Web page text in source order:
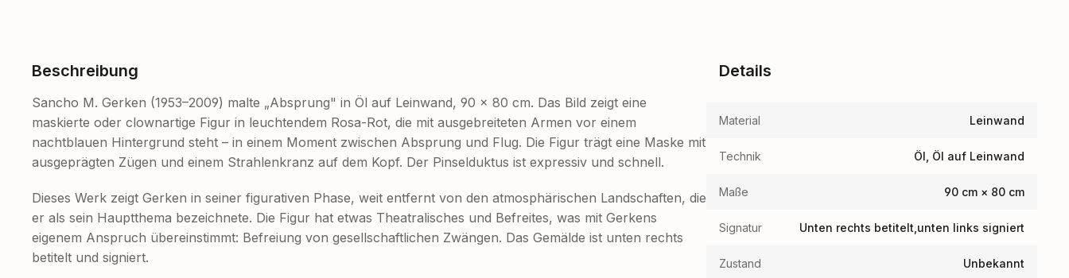
Beschreibung
Sancho M. Gerken (1953–2009) malte „Absprung" in Öl auf Leinwand, 90 × 80 cm. Das Bild zeigt eine
maskierte oder clownartige Figur in leuchtendem Rosa-Rot, die mit ausgebreiteten Armen vor einem
nachtblauen Hintergrund steht – in einem Moment zwischen Absprung und Flug. Die Figur trägt eine Maske mit
ausgeprägten Zügen und einem Strahlenkranz auf dem Kopf. Der Pinselduktus ist expressiv und schnell.
Dieses Werk zeigt Gerken in seiner figurativen Phase, weit entfernt von den atmosphärischen Landschaften, die
er als sein Hauptthema bezeichnete. Die Figur hat etwas Theatralisches und Befreites, was mit Gerkens
eigenem Anspruch übereinstimmt: Befreiung von gesellschaftlichen Zwängen. Das Gemälde ist unten rechts
betitelt und signiert.
Details
Material Leinwand
Technik Öl, Öl auf Leinwand
Maße 90 cm × 80 cm
Signatur Unten rechts betitelt,unten links signiert
Zustand Unbekannt